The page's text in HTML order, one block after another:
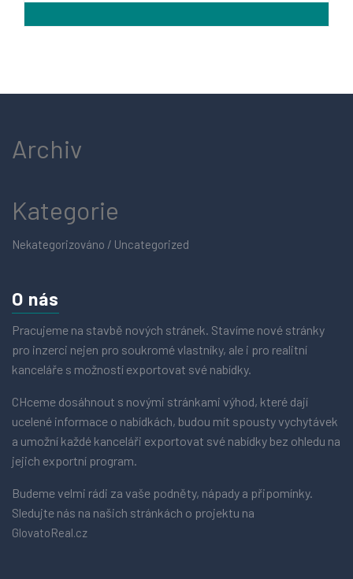
Archiv
Kategorie
Nekategorizováno / Uncategorized
O nás
Pracujeme na stavbě nových stránek. Stavíme nové stránky
pro inzerci nejen pro soukromé vlastníky, ale i pro realitní
kanceláře s možností exportovat své nabídky.
CHceme dosáhnout s novými stránkami výhod, které dají
ucelené informace o nabídkách, budou mít spousty vychytávek
a umožní každé kanceláři exportovat své nabídky bez ohledu na
jejich exportní program.
Budeme velmi rádi za vaše podněty, nápady a připomínky.
Sledujte nás na našich stránkách o projektu na
GlovatoReal.cz